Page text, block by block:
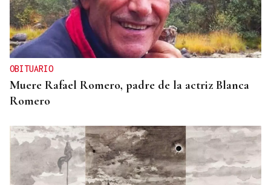
OBITUARIO
Muere Rafael Romero, padre de la actriz Blanca
Romero